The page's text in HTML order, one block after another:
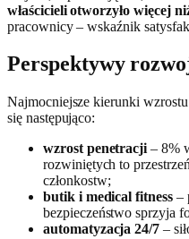
właścicieli otworzyło więcej
pracownicy – wskaźnik
Perspektywy
Najmocniejsze kierunki
się następująco:
wzrost penetracji – 8%
rozwiniętych to
członkostw;
butik i medical fitness–
bezpieczeństwo sprzyja
automatyzacja 24/7 –